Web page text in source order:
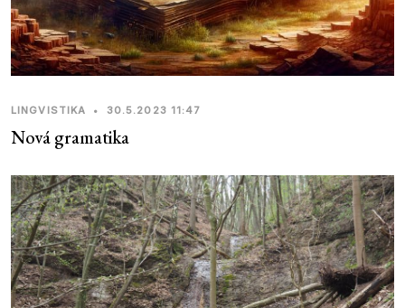
LINGVISTIKA • 30.5.2023 11:47
Nová gramatika